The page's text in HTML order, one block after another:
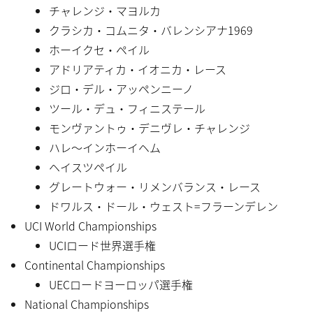
チャレンジ・マヨルカ
クラシカ・コムニタ・バレンシアナ1969
ホーイクセ・ペイル
アドリアティカ・イオニカ・レース
ジロ・デル・アッペンニーノ
ツール・デュ・フィニステール
モンヴァントゥ・デニヴレ・チャレンジ
ハレ〜インホーイヘム
ヘイスツペイル
グレートウォー・リメンバランス・レース
ドワルス・ドール・ウェスト=フラーンデレン
UCI World Championships
UCIロード世界選手権
Continental Championships
UECロードヨーロッパ選手権
National Championships